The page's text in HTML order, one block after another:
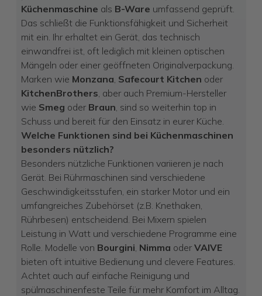
Küchenmaschine als B-Ware umfassend geprüft.
Das schließt die Funktionsfähigkeit und Sicherheit
mit ein. Ihr erhaltet ein Gerät, das technisch
einwandfrei ist, oft lediglich mit kleinen optischen
Mängeln oder einer geöffneten Originalverpackung.
Marken wie Monzana, Safecourt Kitchen oder
KitchenBrothers, aber auch Premium-Hersteller
wie Smeg oder Braun, sind so weiterhin top in
Schuss und bereit für den Einsatz in eurer Küche.
Welche Funktionen sind bei Küchenmaschinen
besonders nützlich?
Besonders nützliche Funktionen variieren je nach
Gerät. Bei Rührmaschinen sind verschiedene
Geschwindigkeitsstufen, ein starker Motor und ein
umfangreiches Zubehörset (z.B. Knethaken,
Rührbesen) entscheidend. Bei Mixern spielen
Leistung in Watt und verschiedene Programme eine
Rolle. Modelle von Bourgini, Nimma oder VAIVE
bieten oft intuitive Bedienung und clevere Features.
Achtet auch auf einfache Reinigung und
spülmaschinenfeste Teile für mehr Komfort im Alltag.